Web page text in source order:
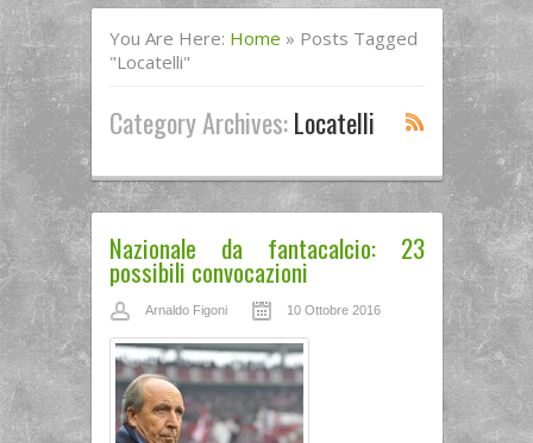
You Are Here: Home » Posts Tagged
"Locatelli"
Category Archives:Locatelli
Nazionale da fantacalcio: 23
possibili convocazioni
Arnaldo Figoni 10 Ottobre 2016